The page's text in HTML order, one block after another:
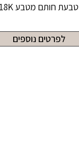
טבעת חותם מטבע 18K
לפרטים נוספים